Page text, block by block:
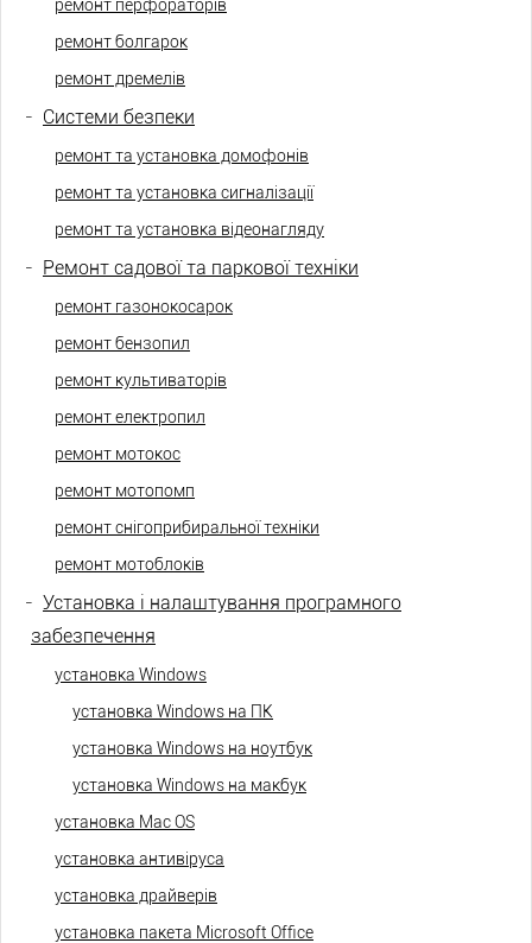
ремонт перфораторів
ремонт болгарок
ремонт дремелів
- Системи безпеки
ремонт та установка домофонів
ремонт та установка сигналізації
ремонт та установка відеонагляду
- Ремонт садової та паркової техніки
ремонт газонокосарок
ремонт бензопил
ремонт культиваторів
ремонт електропил
ремонт мотокос
ремонт мотопомп
ремонт снігоприбиральної техніки
ремонт мотоблоків
- Установка і налаштування програмного
забезпечення
установка Windows
установка Windows на ПК
установка Windows на ноутбук
установка Windows на макбук
установка Mac OS
установка антивіруса
установка драйверів
установка пакета Microsoft Office